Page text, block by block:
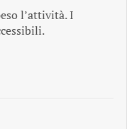
l’attività. I